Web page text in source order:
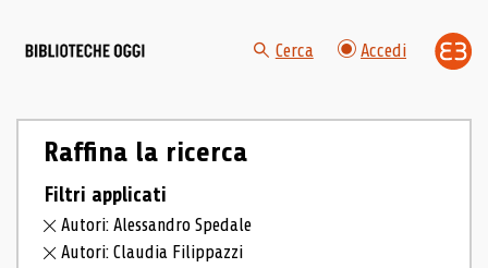
Cerca Accedi
Raffina la ricerca
Filtri applicati
Autori: Alessandro Spedale
Autori: Claudia Filippazzi